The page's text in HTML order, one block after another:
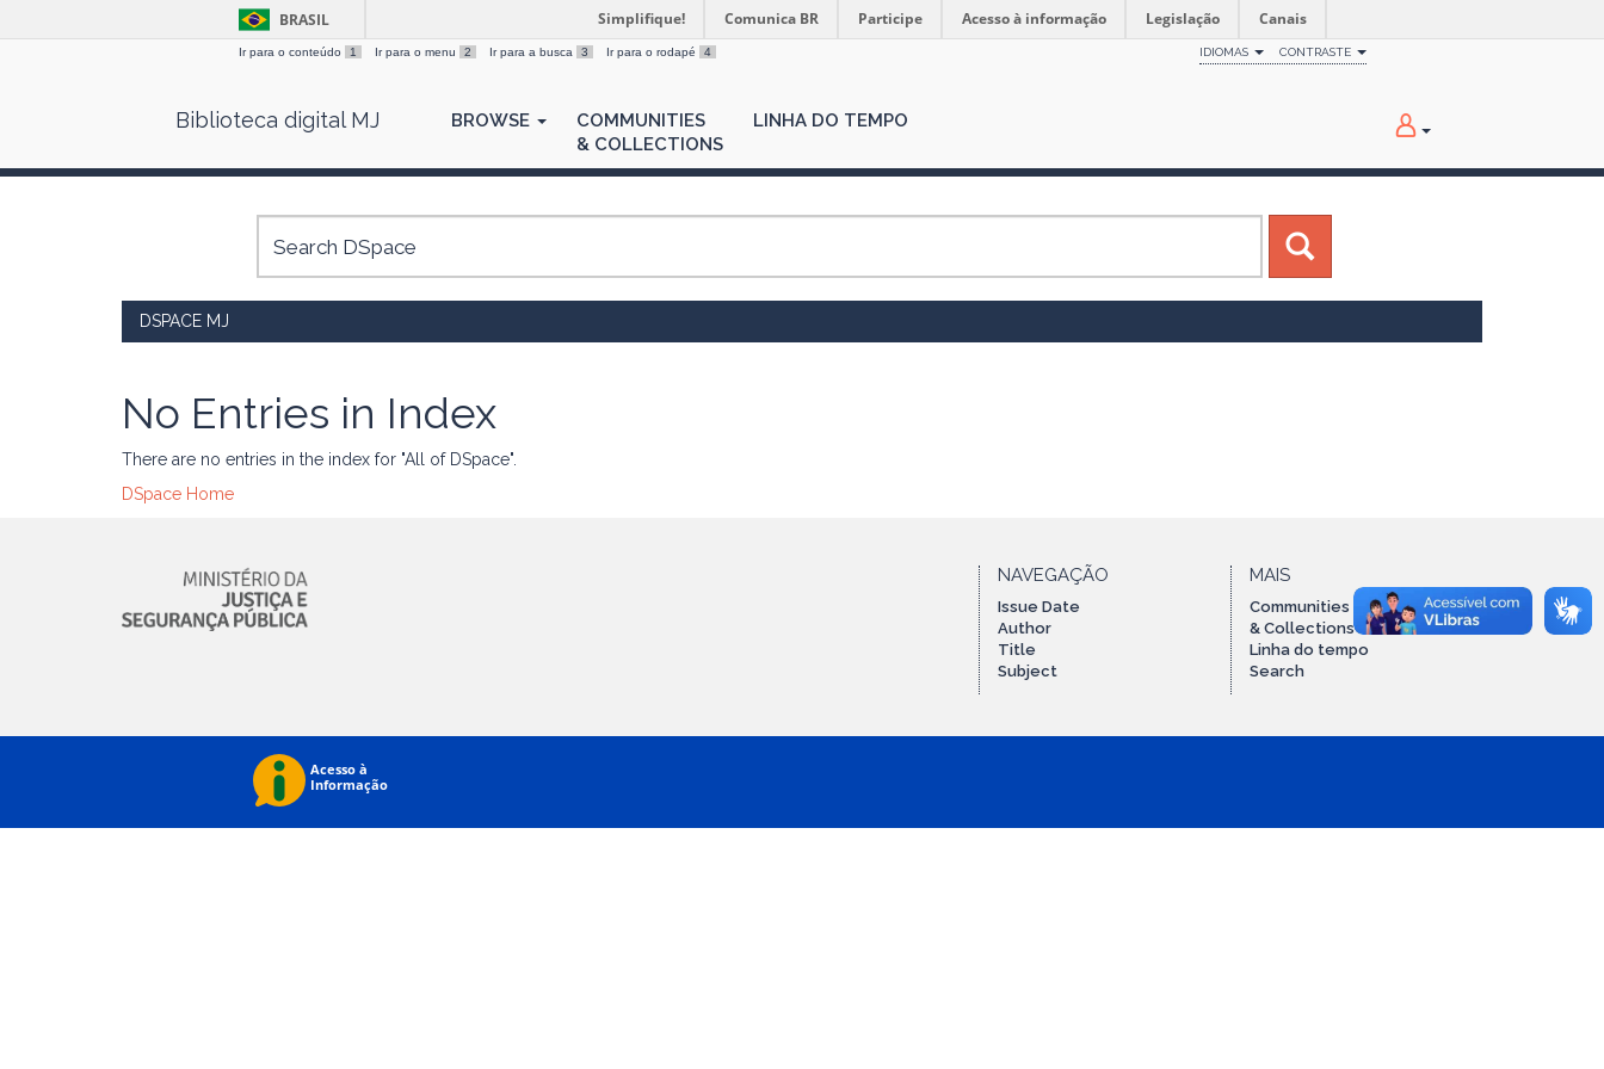
BRASIL Simplifique! Comunica BR Participe Acesso à informação Legislação Canais
Ir para o conteúdo 1 Ir para o menu 2 Ir para a busca 3 Ir para o rodapé 4 IDIOMAS CONTRASTE
Biblioteca digital MJ BROWSE
COMMUNITIES
& COLLECTIONS
LINHA DO TEMPO
DSPACE MJ
No Entries in Index
There are no entries in the index for "All of DSpace".
DSpace Home
NAVEGAÇÃO
Issue Date
Author
Title
Subject
MAIS
Communities
& Collections
Linha do tempo
Search